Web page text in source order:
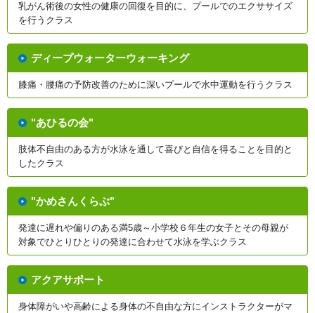
乳がん術後の女性の健康の回復を目的に、プールでのエクササイズ
を行うクラス
ディープウォーターウォーキング
膝痛・腰痛の予防改善のために深いプールで水中運動を行うクラス
"あひるの会"
肢体不自由のある方が水泳を通して喜びと自信を得ることを目的と
したクラス
"かめさんくらぶ"
発達に遅れや偏りのある満5歳～小学校６年生の女子とその母親が
対象でひとりひとりの発達に合わせて水泳を学ぶクラス
アクアサポート
身体障がいや高齢による身体の不自由な方にインストラクターがマ